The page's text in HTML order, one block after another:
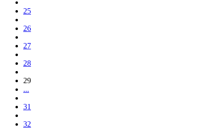
25
26
27
28
29
...
31
32